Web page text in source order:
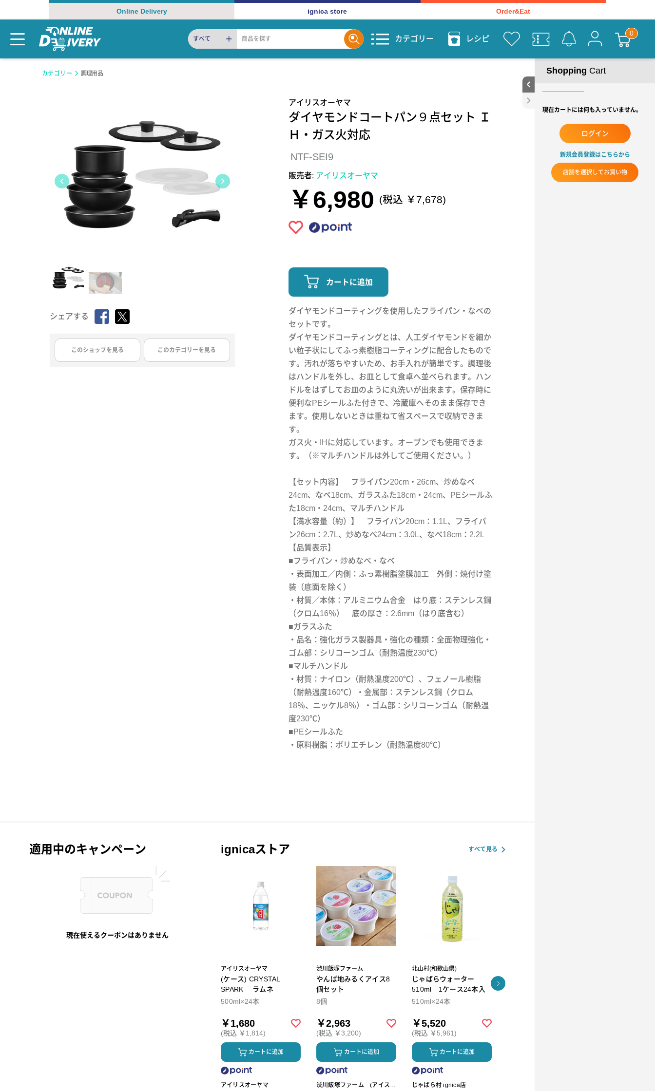
Online Delivery ignica store Order&Eat
すべて カテゴリー レシピ
カテゴリー 調理用品
シェアする
このショップを見る このカテゴリーを見る
アイリスオーヤマ
ダイヤモンドコートパン９点セット Ｉ
Ｈ・ガス火対応
NTF-SEI9
販売者: アイリスオーヤマ
￥6,980 (税込 ￥7,678)
カートに追加
ダイヤモンドコーティングを使用したフライパン・なべの
セットです。
ダイヤモンドコーティングとは、人工ダイヤモンドを細か
い粒子状にしてふっ素樹脂コーティングに配合したもので
す。汚れが落ちやすいため、お手入れが簡単です。調理後
はハンドルを外し、お皿として食卓へ並べられます。ハン
ドルをはずしてお皿のように丸洗いが出来ます。保存時に
便利なPEシールふた付きで、冷蔵庫へそのまま保存でき
ます。使用しないときは重ねて省スペースで収納できま
す。
ガス火・IHに対応しています。オーブンでも使用できま
す。（※マルチハンドルは外してご使用ください。）
【セット内容】 フライパン20cm・26cm、炒めなべ
24cm、なべ18cm、ガラスふた18cm・24cm、PEシールふ
た18cm・24cm、マルチハンドル
【満水容量（約）】 フライパン20cm：1.1L、フライパ
ン26cm：2.7L、炒めなべ24cm：3.0L、なべ18cm：2.2L
【品質表示】
■フライパン・炒めなべ・なべ
・表面加工／内側：ふっ素樹脂塗膜加工 外側：焼付け塗
装（底面を除く）
・材質／本体：アルミニウム合金 はり底：ステンレス鋼
（クロム16％） 底の厚さ：2.6mm（はり底含む）
■ガラスふた
・品名：強化ガラス製器具・強化の種類：全面物理強化・
ゴム部：シリコーンゴム（耐熱温度230℃）
■マルチハンドル
・材質：ナイロン（耐熱温度200℃）、フェノール樹脂
（耐熱温度160℃）・金属部：ステンレス鋼（クロム
18％、ニッケル8％）・ゴム部：シリコーンゴム（耐熱温
度230℃）
■PEシールふた
・原料樹脂：ポリエチレン（耐熱温度80℃）
適用中のキャンペーン
現在使えるクーポンはありません
ignicaストア すべて見る
アイリスオーヤマ
(ケース) CRYSTAL
SPARK ラムネ
500ml×24本
￥1,680
(税込 ￥1,814)
カートに追加
アイリスオーヤマ
渋川飯塚ファーム
やんば地みるくアイス8
個セット
8個
￥2,963
(税込 ￥3,200)
カートに追加
渋川飯塚ファーム (アイスク
北山村(和歌山県)
じゃばらウォーター
510ml 1ケース24本入
510ml×24本
￥5,520
(税込 ￥5,961)
カートに追加
じゃばら村 ignica店
Shopping Cart
現在カートには何も入っていません。
ログイン
新規会員登録はこちらから
店舗を選択してお買い物